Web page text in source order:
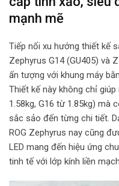
mạnh mẽ
Tiếp nối xu hướng thiết kế
Zephyrus G14 (GU405) và
ấn tượng với khung máy
Thiết kế này không chỉ
1.58kg, G16 từ 1.85kg) mà
sắc sảo đến từng chi tiết.
ROG Zephyrus nay cũng
LED mang đến hiệu ứng
tinh tế với lớp kính liền